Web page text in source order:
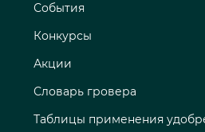
События
Конкурсы
Акции
Словарь гровера
Таблицы применения